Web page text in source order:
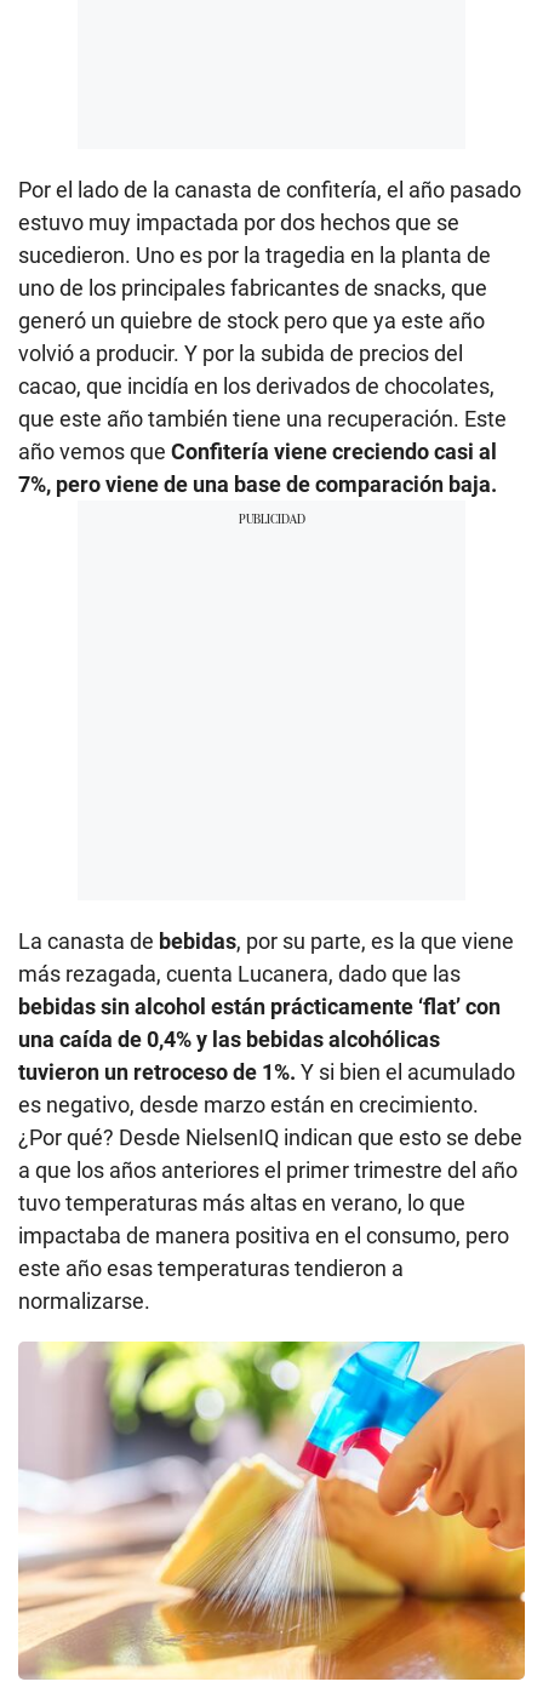
Por el lado de la canasta de confitería, el año pasado
estuvo muy impactada por dos hechos que se
sucedieron. Uno es por la tragedia en la planta de
uno de los principales fabricantes de snacks, que
generó un quiebre de stock pero que ya este año
volvió a producir. Y por la subida de precios del
cacao, que incidía en los derivados de chocolates,
que este año también tiene una recuperación. Este
año vemos que Confitería viene creciendo casi al
7%, pero viene de una base de comparación baja.
La canasta de bebidas, por su parte, es la que viene
más rezagada, cuenta Lucanera, dado que las
bebidas sin alcohol están prácticamente ‘flat’ con
una caída de 0,4% y las bebidas alcohólicas
tuvieron un retroceso de 1%. Y si bien el acumulado
es negativo, desde marzo están en crecimiento.
¿Por qué? Desde NielsenIQ indican que esto se debe
a que los años anteriores el primer trimestre del año
tuvo temperaturas más altas en verano, lo que
impactaba de manera positiva en el consumo, pero
este año esas temperaturas tendieron a
normalizarse.